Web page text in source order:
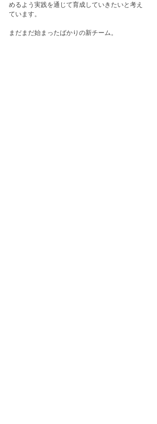
めるよう実践を通じて育成していきたいと考え
ています。
まだまだ始まったばかりの新チーム。